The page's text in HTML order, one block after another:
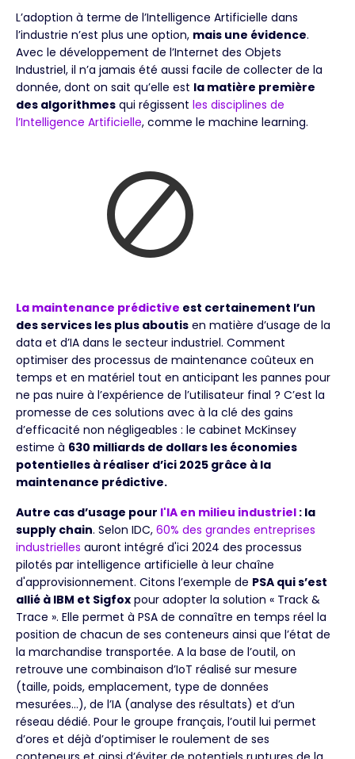
L’adoption à terme de l’Intelligence Artificielle dans
l’industrie n’est plus une option, mais une évidence.
Avec le développement de l’Internet des Objets
Industriel, il n’a jamais été aussi facile de collecter de la
donnée, dont on sait qu’elle est la matière première
des algorithmes qui régissent les disciplines de
l’Intelligence Artificielle, comme le machine learning.
La maintenance prédictive est certainement l’un
des services les plus aboutis en matière d’usage de la
data et d’IA dans le secteur industriel. Comment
optimiser des processus de maintenance coûteux en
temps et en matériel tout en anticipant les pannes pour
ne pas nuire à l’expérience de l’utilisateur final ? C’est la
promesse de ces solutions avec à la clé des gains
d’efficacité non négligeables : le cabinet McKinsey
estime à 630 milliards de dollars les économies
potentielles à réaliser d’ici 2025 grâce à la
maintenance prédictive.
Autre cas d’usage pour l'IA en milieu industriel : la
supply chain. Selon IDC, 60% des grandes entreprises
industrielles auront intégré d'ici 2024 des processus
pilotés par intelligence artificielle à leur chaîne
d'approvisionnement. Citons l’exemple de PSA qui s’est
allié à IBM et Sigfox pour adopter la solution « Track &
Trace ». Elle permet à PSA de connaître en temps réel la
position de chacun de ses conteneurs ainsi que l’état de
la marchandise transportée. A la base de l’outil, on
retrouve une combinaison d’IoT réalisé sur mesure
(taille, poids, emplacement, type de données
mesurées…), de l’IA (analyse des résultats) et d’un
réseau dédié. Pour le groupe français, l’outil lui permet
d’ores et déjà d’optimiser le roulement de ses